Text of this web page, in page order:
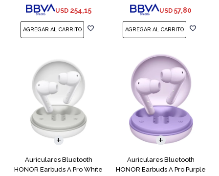
USD 254,15 USD 57,80
Auriculares Bluetooth
HONOR Earbuds A Pro White
Auriculares Bluetooth
HONOR Earbuds A Pro Purple